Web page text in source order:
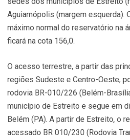
Aguiarnópolis (margem esquerda).
máximo normal do reservatório na
ficará na cota 156,0.
O acesso terrestre, a partir das
regiões Sudeste e Centro-Oeste,
rodovia BR-010/226 (Belém-
município de Estreito e segue em
Belém (PA). A partir de Estreito, o
acessado BR 010/230 (Rodovia